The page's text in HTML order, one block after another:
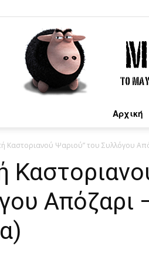
Αρχική
Καστοριανού Ψαριού” του Συλλόγου
Απόζαρι